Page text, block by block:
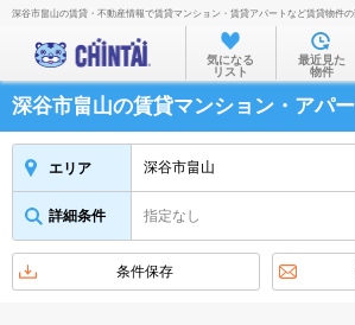
お部屋を探す
沿線・駅から
住所から
物件特集から
不動産会社か
深谷市畠山の賃貸・不動産情報で賃貸マンション・賃貸アパートなど賃貸物件の
気になる
リスト
最近見た
物件
深谷市畠山の賃貸マンション・アパ
エリア 深谷市畠山
詳細条件 指定なし
条件保存